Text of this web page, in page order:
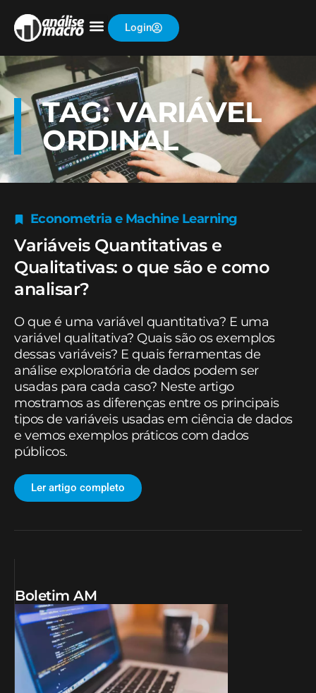
Login
TAG: VARIÁVEL
ORDINAL
Econometria e Machine Learning
Variáveis Quantitativas e
Qualitativas: o que são e como
analisar?
O que é uma variável quantitativa? E uma
variável qualitativa? Quais são os exemplos
dessas variáveis? E quais ferramentas de
análise exploratória de dados podem ser
usadas para cada caso? Neste artigo
mostramos as diferenças entre os principais
tipos de variáveis usadas em ciência de dados
e vemos exemplos práticos com dados
públicos.
Ler artigo completo
Boletim AM